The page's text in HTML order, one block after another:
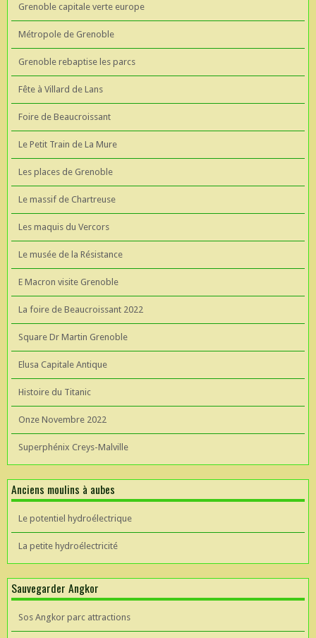
Grenoble capitale verte europe
Métropole de Grenoble
Grenoble rebaptise les parcs
Fête à Villard de Lans
Foire de Beaucroissant
Le Petit Train de La Mure
Les places de Grenoble
Le massif de Chartreuse
Les maquis du Vercors
Le musée de la Résistance
E Macron visite Grenoble
La foire de Beaucroissant 2022
Square Dr Martin Grenoble
Elusa Capitale Antique
Histoire du Titanic
Onze Novembre 2022
Superphénix Creys-Malville
Anciens moulins à aubes
Le potentiel hydroélectrique
La petite hydroélectricité
Sauvegarder Angkor
Sos Angkor parc attractions